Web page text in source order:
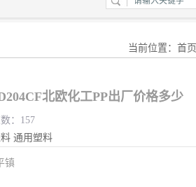
当前位置： 首页
北欧化工PP出厂价格多少
：157
通用塑料
镇